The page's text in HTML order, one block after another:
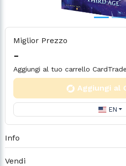
Miglior Prezzo
-
Aggiungi al tuo carrello
Aggiungi al
EN
Info
Vendi